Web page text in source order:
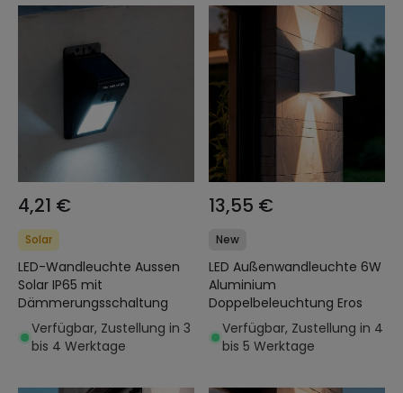
4,21 €
Solar
LED-Wandleuchte Aussen
Solar IP65 mit
Dämmerungsschaltung
Verfügbar, Zustellung in 3
bis 4 Werktage
13,55 €
New
LED Außenwandleuchte 6W
Aluminium
Doppelbeleuchtung Eros
Verfügbar, Zustellung in 4
bis 5 Werktage